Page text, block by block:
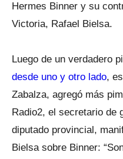
Hermes Binner y su
Victoria, Rafael Bielsa.
Luego de un verdadero
desde uno y otro lado,
Zabalza, agregó más
Radio2, el secretario de
diputado provincial,
Bielsa sobre Binner: